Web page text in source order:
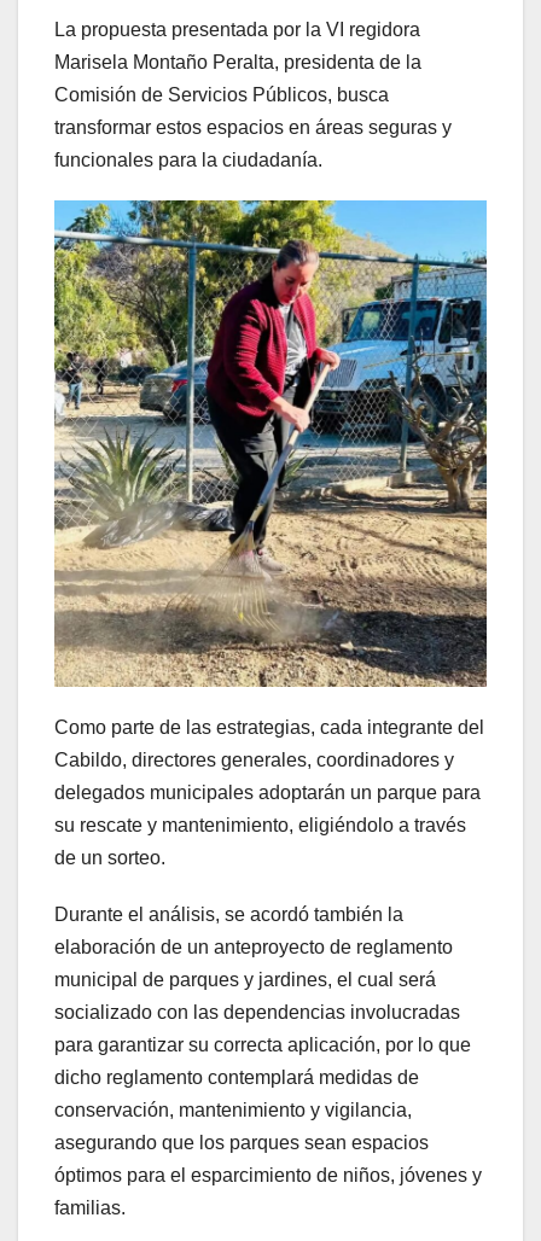
La propuesta presentada por la VI regidora
Marisela Montaño Peralta, presidenta de la
Comisión de Servicios Públicos, busca
transformar estos espacios en áreas seguras y
funcionales para la ciudadanía.
Como parte de las estrategias, cada integrante del
Cabildo, directores generales, coordinadores y
delegados municipales adoptarán un parque para
su rescate y mantenimiento, eligiéndolo a través
de un sorteo.
Durante el análisis, se acordó también la
elaboración de un anteproyecto de reglamento
municipal de parques y jardines, el cual será
socializado con las dependencias involucradas
para garantizar su correcta aplicación, por lo que
dicho reglamento contemplará medidas de
conservación, mantenimiento y vigilancia,
asegurando que los parques sean espacios
óptimos para el esparcimiento de niños, jóvenes y
familias.